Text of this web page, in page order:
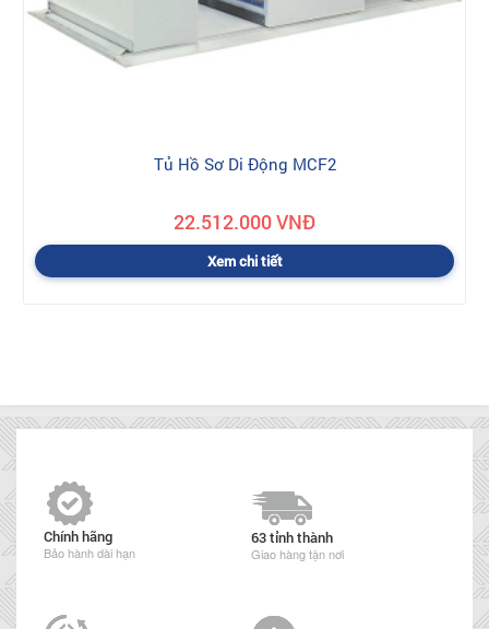
Tủ Hồ Sơ Di Động MCF2
22.512.000 VNĐ
Xem chi tiết
Chính hãng
Bảo hành dài hạn
63 tỉnh thành
Giao hàng tận nơi